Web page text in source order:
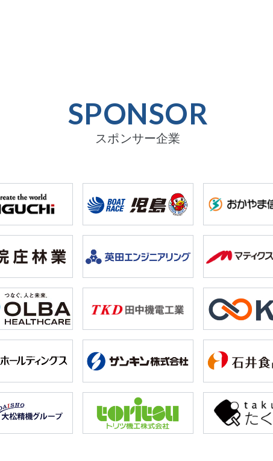
SPONSOR
スポンサー企業